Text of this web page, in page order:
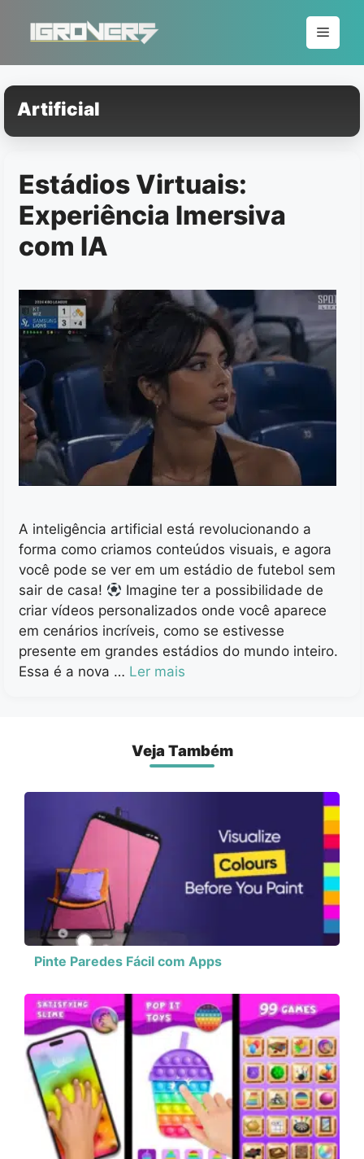
conteúdo
Menu
Artificial
Estádios Virtuais:
Experiência Imersiva
com IA
A inteligência artificial está revolucionando a
forma como criamos conteúdos visuais, e agora
você pode se ver em um estádio de futebol sem
sair de casa!
Imagine ter a possibilidade de
criar vídeos personalizados onde você aparece
em cenários incríveis, como se estivesse
presente em grandes estádios do mundo inteiro.
Essa é a nova … Ler mais
Veja Também
Pinte Paredes Fácil com Apps